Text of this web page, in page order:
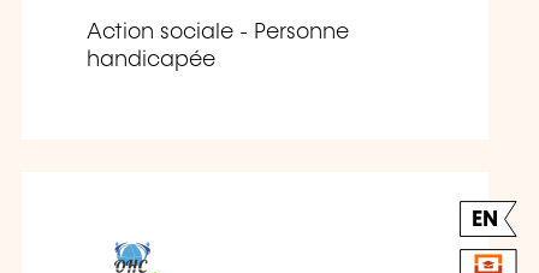
Action sociale - Personne
handicapée
EN